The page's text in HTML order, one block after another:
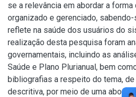
se a relevância em abordar a
organizado e gerenciado,
reflete na saúde dos usuários do
realização desta pesquisa foram
governamentais, incluindo as
Saúde e Plano Plurianual, bem
bibliografias a respeito do tema,
descritiva, por meio de uma